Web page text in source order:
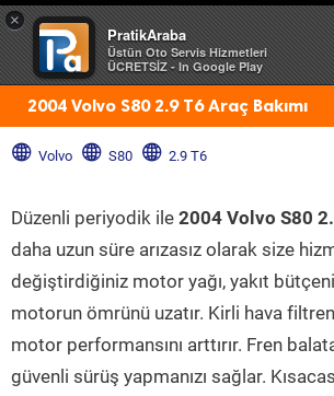
×
PratikAraba
Üstün Oto Servis Hizmetleri
ÜCRETSİZ - In Google Play
2004 Volvo S80 2.9 T6 Araç Bakımı
Volvo S80 2.9 T6
Düzenli periyodik ile 2004 Volvo S80
daha uzun süre arızasız olarak size
değiştirdiğiniz motor yağı, yakıt
motorun ömrünü uzatır. Kirli hava
motor performansını arttırır. Fren
güvenli sürüş yapmanızı sağlar.